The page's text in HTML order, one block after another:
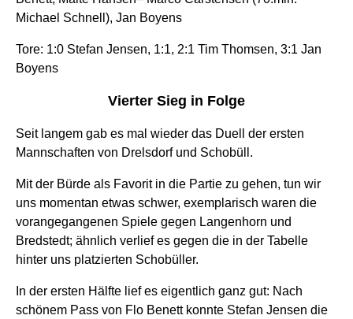
Michael Schnell), Jan Boyens
Tore: 1:0 Stefan Jensen, 1:1, 2:1 Tim Thomsen, 3:1 Jan
Boyens
Vierter Sieg in Folge
Seit langem gab es mal wieder das Duell der ersten
Mannschaften von Drelsdorf und Schobüll.
Mit der Bürde als Favorit in die Partie zu gehen, tun wir
uns momentan etwas schwer, exemplarisch waren die
vorangegangenen Spiele gegen Langenhorn und
Bredstedt; ähnlich verlief es gegen die in der Tabelle
hinter uns platzierten Schobüller.
In der ersten Hälfte lief es eigentlich ganz gut: Nach
schönem Pass von Flo Benett konnte Stefan Jensen die